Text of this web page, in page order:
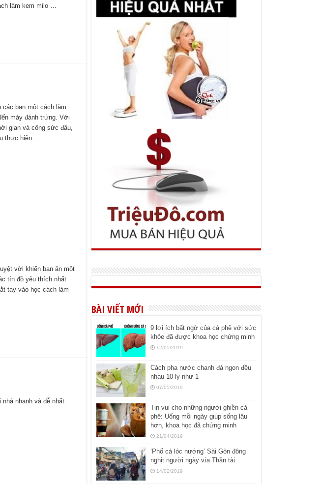
làm kem milo …
các bạn một cách làm
máy đánh trứng. Với
gian và công sức đâu,
thực hiện …
vời khiến bạn ăn một
tín đồ yêu thích nhất
tay vào học cách làm
nhanh và dễ nhất.
BÀI VIẾT MỚI
9 lợi ích bất ngờ của cà phê với sức
khỏe đã được khoa học chứng minh
12/05/2019
Cách pha nước chanh đá ngon đều
nhau 10 ly như 1
07/05/2019
Tin vui cho những người ghiền cà
phê: Uống mỗi ngày giúp sống lâu
hơn, khoa học đã chứng minh
21/04/2019
‘Phố cá lóc nướng’ Sài Gòn đông
nghịt người ngày vía Thần tài
14/02/2019